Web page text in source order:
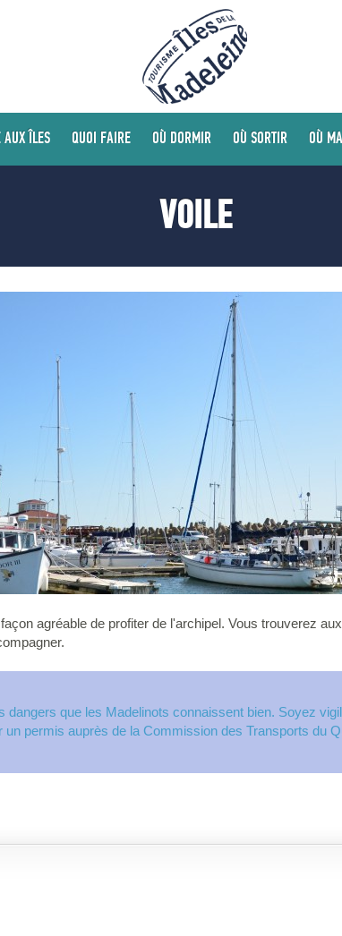
AUX ÎLES QUOI FAIRE OÙ DORMIR OÙ SORTIR OÙ
VOILE
agréable de profiter de l'archipel. Vous trouverez
dangers que les Madelinots connaissent bien. Soyez
permis auprès de la Commission des Transports du